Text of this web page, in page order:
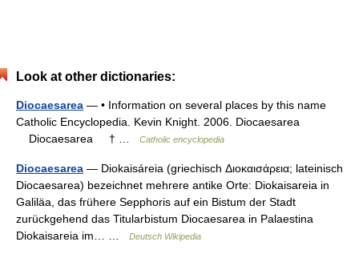
Look at other dictionaries:
Diocaesarea — • Information on several places by this name
Catholic Encyclopedia. Kevin Knight. 2006. Diocaesarea
Diocaesarea † …
Catholic encyclopedia
Diocaesarea — Diokaisáreia (griechisch Διοκαισάρεια; lateinisch
Diocaesarea) bezeichnet mehrere antike Orte: Diokaisareia in
Galiläa, das frühere Sepphoris auf ein Bistum der Stadt
zurückgehend das Titularbistum Diocaesarea in Palaestina
Diokaisareia im… …
Deutsch Wikipedia